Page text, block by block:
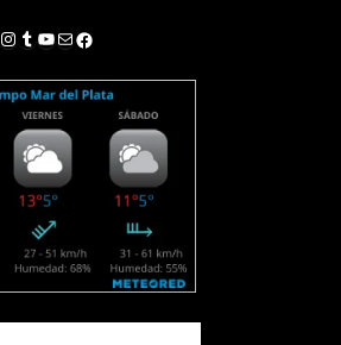
Instagram
Tumblr
YouTube
Correo electrónico
Facebook